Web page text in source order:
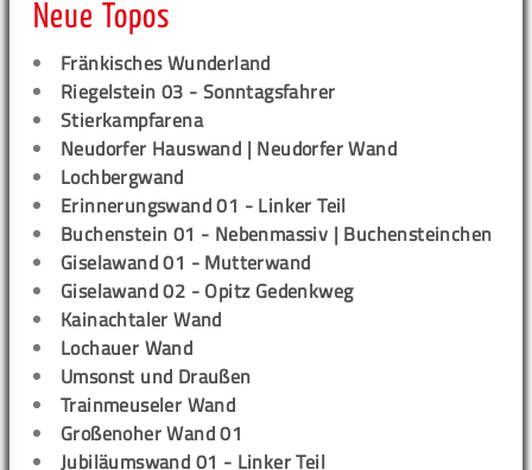
Neue Topos
Fränkisches Wunderland
Riegelstein 03 - Sonntagsfahrer
Stierkampfarena
Neudorfer Hauswand | Neudorfer Wand
Lochbergwand
Erinnerungswand 01 - Linker Teil
Buchenstein 01 - Nebenmassiv | Buchensteinchen
Giselawand 01 - Mutterwand
Giselawand 02 - Opitz Gedenkweg
Kainachtaler Wand
Lochauer Wand
Umsonst und Draußen
Trainmeuseler Wand
Großenoher Wand 01
Jubiläumswand 01 - Linker Teil